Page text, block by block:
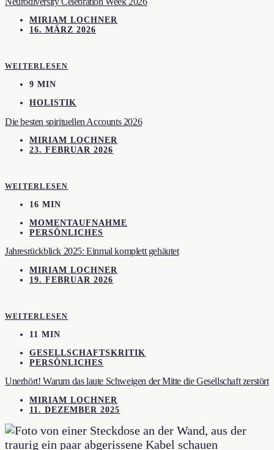
MIRIAM LOCHNER
16. MÄRZ 2026
WEITERLESEN
9 MIN
HOLISTIK
Die besten spirituellen Accounts 2026
MIRIAM LOCHNER
23. FEBRUAR 2026
WEITERLESEN
16 MIN
MOMENTAUFNAHME
PERSÖNLICHES
Jahresrückblick 2025: Einmal komplett gehäutet
MIRIAM LOCHNER
19. FEBRUAR 2026
WEITERLESEN
11 MIN
GESELLSCHAFTSKRITIK
PERSÖNLICHES
Unerhört! Warum das laute Schweigen der Mitte die Gesellschaft zerstört
MIRIAM LOCHNER
11. DEZEMBER 2025